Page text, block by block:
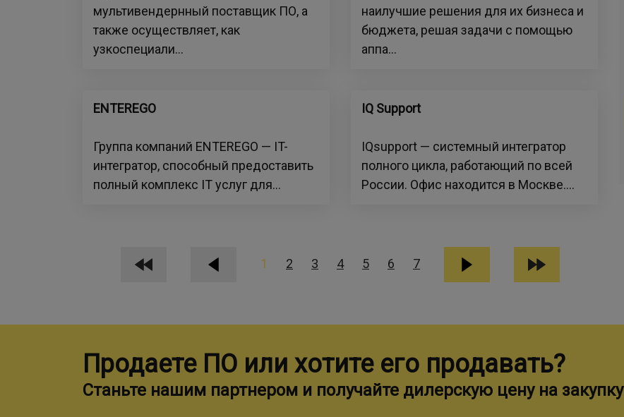
мультивендернный поставщик ПО, а
также осуществляет, как
узкоспециали...
наилучшие решения для их бизнеса и
бюджета, решая задачи с помощью
аппа...
ENTEREGO
Группа компаний ENTEREGO — IT-
интегратор, способный предоставить
полный комплекс IT услуг для...
IQ Support
IQsupport — системный интегратор
полного цикла, работающий по всей
России. Офис находится в Москве....
1 2 3 4 5 6 7
Продаете ПО или хотите его продавать?
Станьте нашим партнером и получайте дилерскую цену на закупку